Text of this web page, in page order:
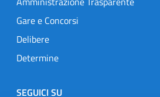
Gare e Concorsi
Delibere
Determine
SEGUICI SU